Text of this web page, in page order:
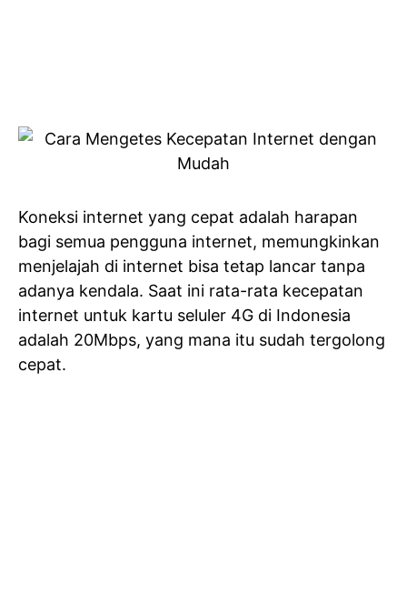
Koneksi internet yang cepat adalah harapan
bagi semua pengguna internet, memungkinkan
menjelajah di internet bisa tetap lancar tanpa
adanya kendala. Saat ini rata-rata kecepatan
internet untuk kartu seluler 4G di Indonesia
adalah 20Mbps, yang mana itu sudah tergolong
cepat.